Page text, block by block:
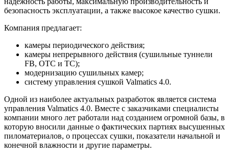
безопасность эксплуатации, а также высокое качество сушки.
Компания предлагает:
камеры периодического действия;
камеры непрерывного действия (сушильные туннели
FB, OTC и TC);
модернизацию сушильных камер;
систему управления сушкой Valmatics 4.0.
Одной из наиболее актуальных разработок является система
управления Valmatics 4.0. Вместе с заказчиками специалисты
компании много лет работали над созданием огромной базы, в
которую вносили данные о фактических партиях высушенных
пиломатериалов, о процессах сушки, показатели начальной и
конечной влажности и другие параметры.